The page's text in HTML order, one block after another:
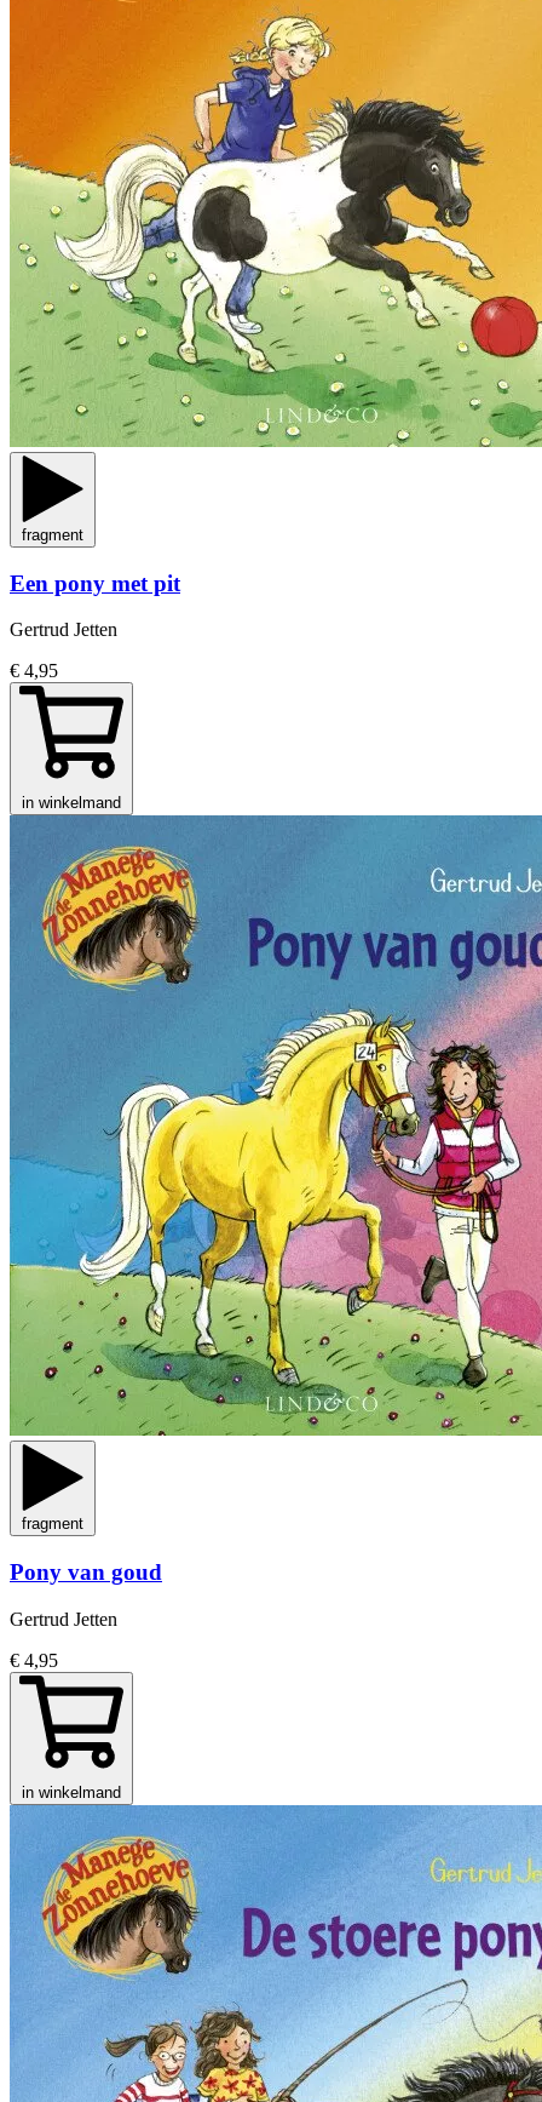
fragment
Een pony met pit
Gertrud Jetten
€ 4,95
in winkelmand
fragment
Pony van goud
Gertrud Jetten
€ 4,95
in winkelmand